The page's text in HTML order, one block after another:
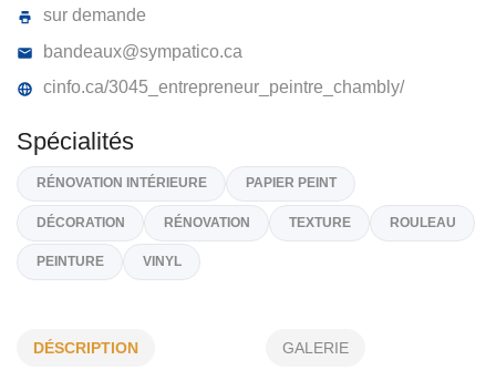
ENTREPRISES YVON SIROIS
bandeaux@sympatico.ca
cinfo.ca/3045_entrepreneur_peintre_chambly/
Spécialités
DÉSCRIPTION GALERIE